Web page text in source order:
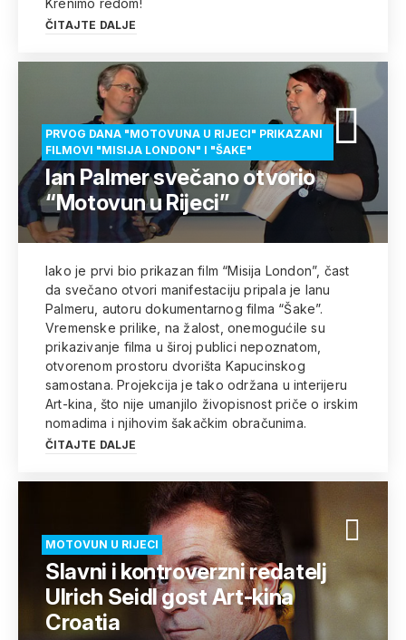
Krenimo redom!
ČITAJTE DALJE
PRVOG DANA "MOTOVUNA U RIJECI" PRIKAZANI
FILMOVI "MISIJA LONDON" I "ŠAKE"
Ian Palmer svečano otvorio
“Motovun u Rijeci”
Iako je prvi bio prikazan film “Misija London”, čast
da svečano otvori manifestaciju pripala je Ianu
Palmeru, autoru dokumentarnog filma “Šake”.
Vremenske prilike, na žalost, onemogućile su
prikazivanje filma u široj publici nepoznatom,
otvorenom prostoru dvorišta Kapucinskog
samostana. Projekcija je tako održana u interijeru
Art-kina, što nije umanjilo živopisnost priče o irskim
nomadima i njihovim šakačkim obračunima.
ČITAJTE DALJE
MOTOVUN U RIJECI
Slavni i kontroverzni redatelj
Ulrich Seidl gost Art-kina
Croatia